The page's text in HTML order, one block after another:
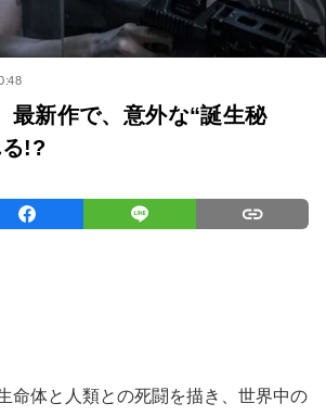
最新作で、意外な“誕生秘
!?
命体と人類との死闘を描き、世界中の